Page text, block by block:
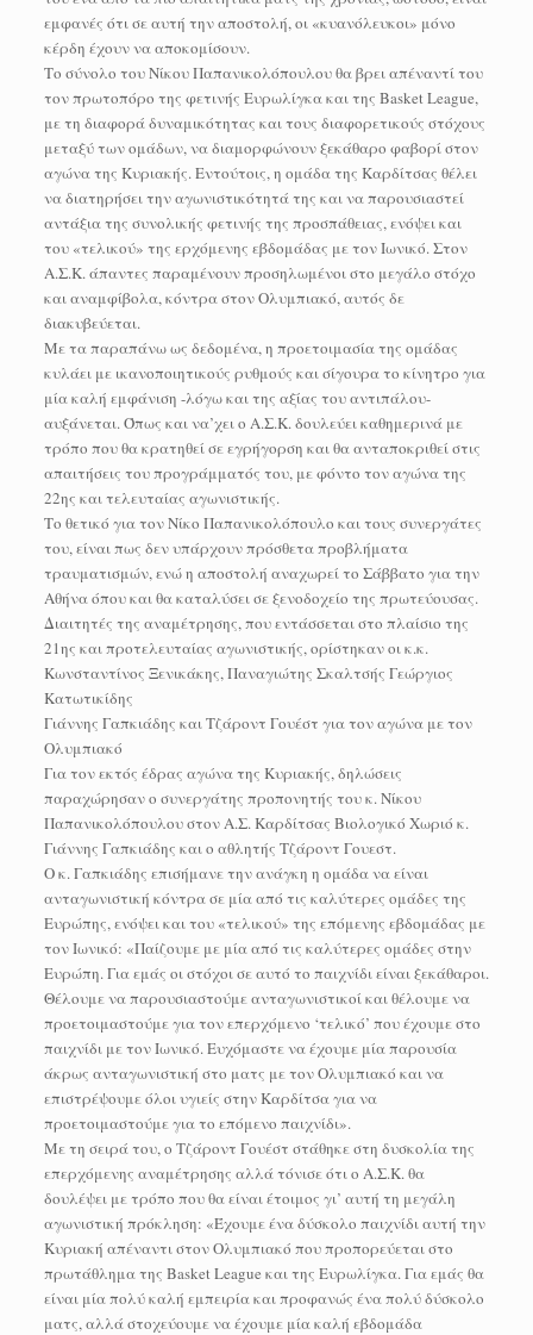
εμφανές ότι σε αυτή την αποστολή, οι «κυανόλευκοι» μόνο
κέρδη έχουν να αποκομίσουν.
Το σύνολο του Νίκου Παπανικολόπουλου θα βρει απέναντί του
τον πρωτοπόρο της φετινής Ευρωλίγκα και της Basket League,
με τη διαφορά δυναμικότητας και τους διαφορετικούς στόχους
μεταξύ των ομάδων, να διαμορφώνουν ξεκάθαρο φαβορί στον
αγώνα της Κυριακής. Εντούτοις, η ομάδα της Καρδίτσας θέλει
να διατηρήσει την αγωνιστικότητά της και να παρουσιαστεί
αντάξια της συνολικής φετινής της προσπάθειας, ενόψει και
του «τελικού» της ερχόμενης εβδομάδας με τον Ιωνικό. Στον
Α.Σ.Κ. άπαντες παραμένουν προσηλωμένοι στο μεγάλο στόχο
και αναμφίβολα, κόντρα στον Ολυμπιακό, αυτός δε
διακυβεύεται.
Με τα παραπάνω ως δεδομένα, η προετοιμασία της ομάδας
κυλάει με ικανοποιητικούς ρυθμούς και σίγουρα το κίνητρο για
μία καλή εμφάνιση -λόγω και της αξίας του αντιπάλου-
αυξάνεται. Όπως και να’χει ο Α.Σ.Κ. δουλεύει καθημερινά με
τρόπο που θα κρατηθεί σε εγρήγορση και θα ανταποκριθεί στις
απαιτήσεις του προγράμματός του, με φόντο τον αγώνα της
22ης και τελευταίας αγωνιστικής.
Το θετικό για τον Νίκο Παπανικολόπουλο και τους συνεργάτες
του, είναι πως δεν υπάρχουν πρόσθετα προβλήματα
τραυματισμών, ενώ η αποστολή αναχωρεί το Σάββατο για την
Αθήνα όπου και θα καταλύσει σε ξενοδοχείο της πρωτεύουσας.
Διαιτητές της αναμέτρησης, που εντάσσεται στο πλαίσιο της
21ης και προτελευταίας αγωνιστικής, ορίστηκαν οι κ.κ.
Κωνσταντίνος Ξενικάκης, Παναγιώτης Σκαλτσής Γεώργιος
Κατωτικίδης
Γιάννης Γαπκιάδης και Τζάροντ Γουέστ για τον αγώνα με τον
Ολυμπιακό
Για τον εκτός έδρας αγώνα της Κυριακής, δηλώσεις
παραχώρησαν ο συνεργάτης προπονητής του κ. Νίκου
Παπανικολόπουλου στον Α.Σ. Καρδίτσας Βιολογικό Χωριό κ.
Γιάννης Γαπκιάδης και ο αθλητής Τζάροντ Γουεστ.
Ο κ. Γαπκιάδης επισήμανε την ανάγκη η ομάδα να είναι
ανταγωνιστική κόντρα σε μία από τις καλύτερες ομάδες της
Ευρώπης, ενόψει και του «τελικού» της επόμενης εβδομάδας με
τον Ιωνικό: «Παίζουμε με μία από τις καλύτερες ομάδες στην
Ευρώπη. Για εμάς οι στόχοι σε αυτό το παιχνίδι είναι ξεκάθαροι.
Θέλουμε να παρουσιαστούμε ανταγωνιστικοί και θέλουμε να
προετοιμαστούμε για τον επερχόμενο ‘τελικό’ που έχουμε στο
παιχνίδι με τον Ιωνικό. Ευχόμαστε να έχουμε μία παρουσία
άκρως ανταγωνιστική στο ματς με τον Ολυμπιακό και να
επιστρέψουμε όλοι υγιείς στην Καρδίτσα για να
προετοιμαστούμε για το επόμενο παιχνίδι».
Με τη σειρά του, ο Τζάροντ Γουέστ στάθηκε στη δυσκολία της
επερχόμενης αναμέτρησης αλλά τόνισε ότι ο Α.Σ.Κ. θα
δουλέψει με τρόπο που θα είναι έτοιμος γι’ αυτή τη μεγάλη
αγωνιστική πρόκληση: «Έχουμε ένα δύσκολο παιχνίδι αυτή την
Κυριακή απέναντι στον Ολυμπιακό που προπορεύεται στο
πρωτάθλημα της Basket League και της Ευρωλίγκα. Για εμάς θα
είναι μία πολύ καλή εμπειρία και προφανώς ένα πολύ δύσκολο
ματς, αλλά στοχεύουμε να έχουμε μία καλή εβδομάδα